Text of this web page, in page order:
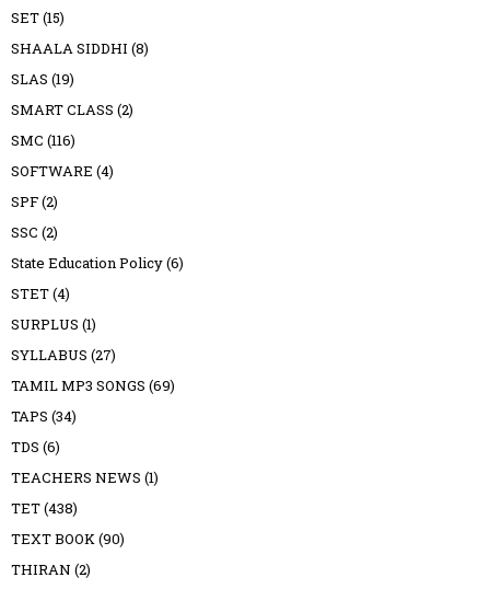
SET(15)
SHAALA SIDDHI (8)
SLAS (19)
SMART CLASS (2)
SMC (116)
SOFTWARE (4)
SPF(2)
SSC (2)
State Education Policy(6)
STET(4)
SURPLUS (1)
SYLLABUS (27)
TAMIL MP3 SONGS (69)
TAPS (34)
TDS (6)
TEACHERS NEWS (1)
TET(438)
TEXT BOOK(90)
THIRAN (2)